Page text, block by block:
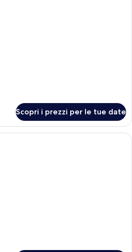
Scopri i prezzi per le tue date
Camera Deluxe | Biancheria da letto